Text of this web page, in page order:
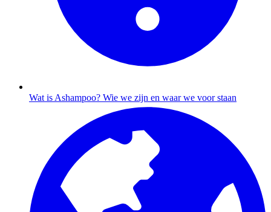
Wat is Ashampoo? Wie we zijn en waar we voor staan